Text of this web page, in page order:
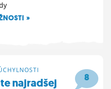
»
8
najradšej